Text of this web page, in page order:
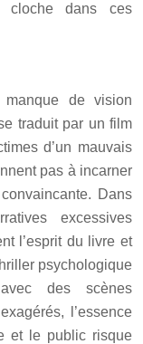
cloche dans ces
manque de vision
traduit par un film
d’un mauvais
pas à incarner
Dans
excessives
l’esprit du livre et
psychologique
des scènes
l’essence
et le public risque